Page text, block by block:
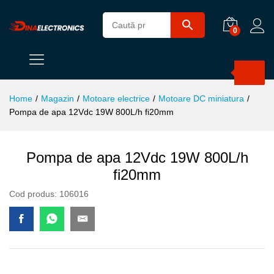
0
Home / Magazin / Motoare electrice / Motoare DC miniatura /
Pompa de apa 12Vdc 19W 800L/h fi20mm
Pompa de apa 12Vdc 19W 800L/h
fi20mm
Cod produs: 106016